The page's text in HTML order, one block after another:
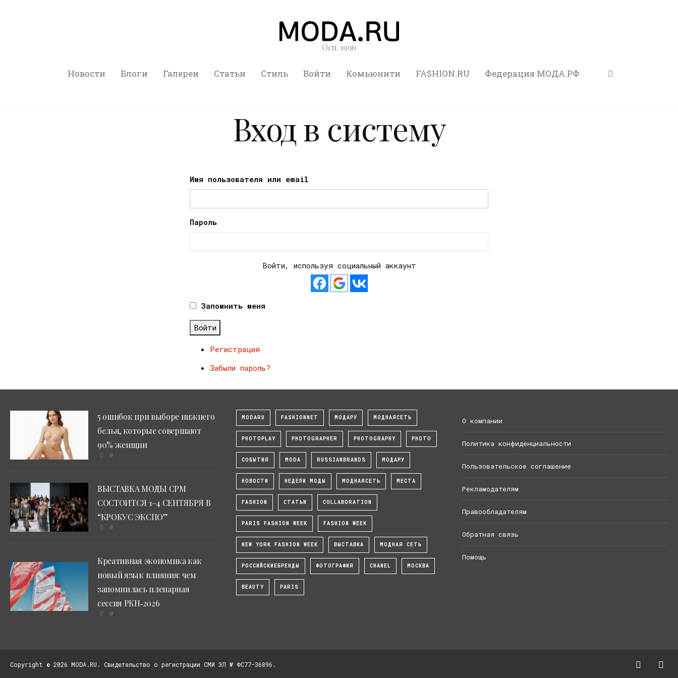
Осн. 1996
Новости Блоги Галереи Статьи Стиль Войти Комьюнити FASHION.RU Федерация МОДА.РФ
Вход в систему
Имя пользователя или email
Пароль
Войти, используя социальный аккаунт
Запомнить меня
Войти
Регистрация
Забыли пароль?
5 ошибок при выборе нижнего
белья, которые совершают
90% женщин
0
ВЫСТАВКА МОДЫ CPM
СОСТОИТСЯ 1–4 СЕНТЯБРЯ В
“КРОКУС ЭКСПО”
0
Креативная экономика как
новый язык влияния: чем
запомнилась пленарная
сессия РКН‑2026
0
MODARU FASHIONNET МОДАРУ МОДНАЯСЕТЬ
PHOTOPLAY PHOTOGRAPHER PHOTOGRAPHY PHOTO
СОБЫТИЯ MODA RUSSIANBRANDS МОДАРУ
НОВОСТИ НЕДЕЛИ МОДЫ МОДНАЯСЕТЬ МЕСТА
FASHION СТАТЬИ COLLABORATION
PARIS FASHION WEEK FASHION WEEK
NEW YORK FASHION WEEK ВЫСТАВКА МОДНАЯ СЕТЬ
РОССИЙСКИЕБРЕНДЫ ФОТОГРАФИЯ CHANEL МОСКВА
BEAUTY PARIS
О компании
Политика конфиденциальности
Пользовательское соглашение
Рекламодателям
Правообладателям
Обратная связь
Помощь
Copyright © 2026 MODA.RU. Свидетельство о регистрации СМИ ЭЛ № ФС77-36896.